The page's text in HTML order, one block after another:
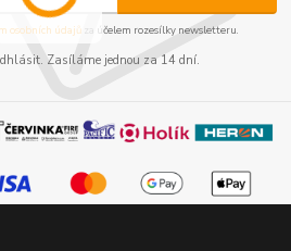
osobních údajůza účelem rozesílky newsletteru.
Zasíláme jednou za 14 dní.